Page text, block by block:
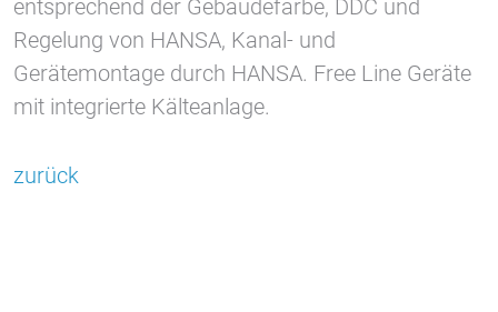
entsprechend der Gebäudefarbe, DDC und
Regelung von HANSA, Kanal- und
Gerätemontage durch HANSA. Free Line Geräte
mit integrierte Kälteanlage.
zurück